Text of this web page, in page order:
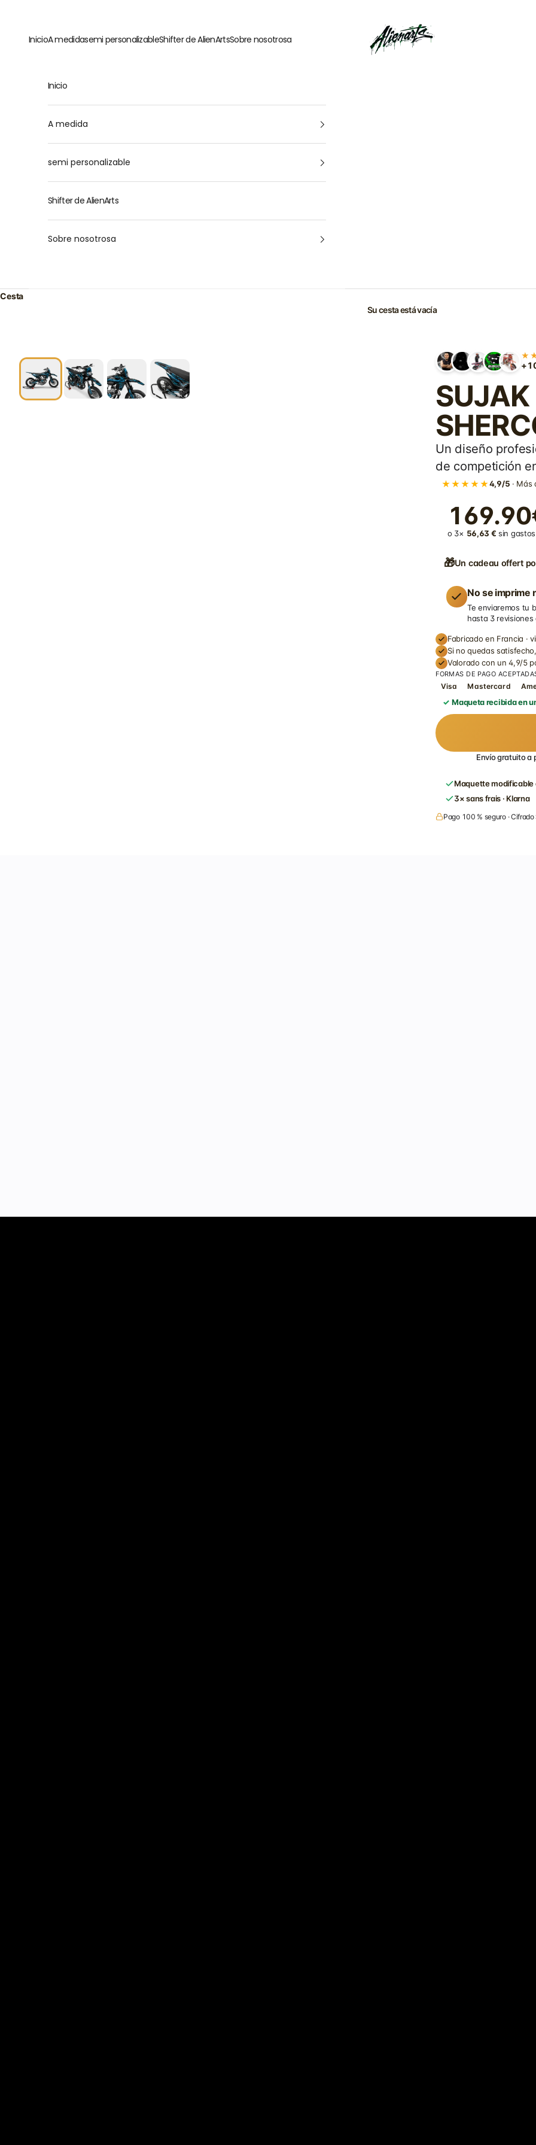
AlienArts
InicioA medidasemi personalizableShifter de AlienArtsSobre nosotrosa
Inicio
A medida
semi personalizable
Shifter de AlienArts
Sobre nosotrosa
Cesta
Su cesta está vacía
Un diseño
de competición
★★★★★4,9/5 ·
o 3× 56,63 € sin gastos
🎁Un cadeau offert
No se imprime
Te enviaremos tu
hasta 3
Fabricado en Francia ·
Si no quedas
Valorado con un 4,9/5
FORMAS DE PAGO
Visa Mastercard
Maqueta recibida en
Envío gratuito a
Maquette modificable
3× sans frais · Klarna
Pago 100 % seguro · Cifrado
Marca, modelo y año: para que encuentres el kit perfecto para ti.